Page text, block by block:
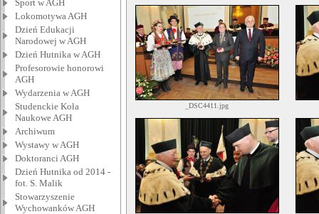
Sport w AGH
Lokomotywa AGH
Dzień Edukacji
Narodowej w AGH
Dzień Hutnika w AGH
Profesorowie honorowi
AGH
Wydarzenia w AGH
Studenckie Koła
Naukowe AGH
Archiwum
Wystawy w AGH
Doktoranci AGH
Dzień Hutnika od 2014 -
fot. S. Malik
Stowarzyszenie
Wychowanków AGH
_DSC4411.jpg